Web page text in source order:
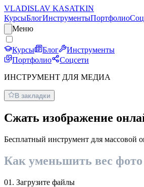
VLADISLAV KASATKIN
КурсыБлогИнструментыПортфолио
Меню
Курсы Блог
Инструменты
Портфолио
Соцсети
ИНСТРУМЕНТ ДЛЯ МЕДИА
В закладки
Сжать изображение
Бесплатный инструмент для массовой
Как уменьшить вес фото
01. Загрузите файлы